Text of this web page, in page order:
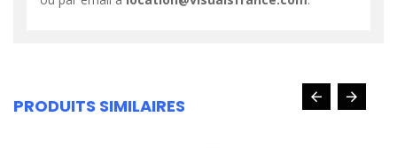
PRODUITS SIMILAIRES